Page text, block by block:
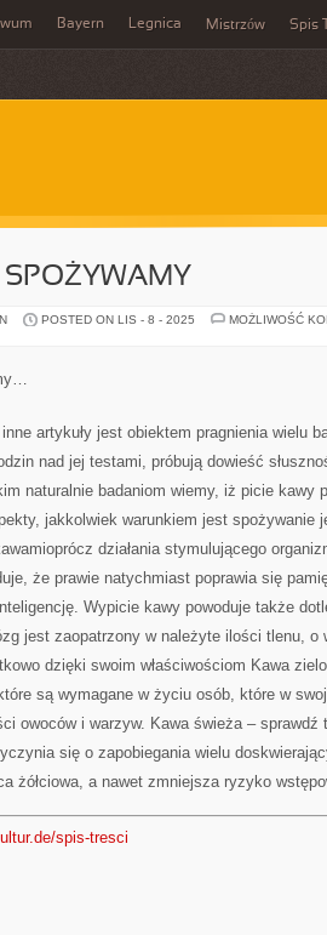
Bayern Legnica Mistrzów Spis
POSTED ON LIS - 8 - 2025
MOŻLIWOŚĆ
artykuły jest obiektem pragnienia wielu
nad jej testami, próbują dowieść
naturalnie badaniom wiemy, iż picie kawy
jakkolwiek warunkiem jest spożywanie
działania stymulującego
że prawie natychmiast poprawia się
Wypicie kawy powoduje także
jest zaopatrzony w należyte ilości tlenu, o
dzięki swoim właściwościom Kawa
są wymagane w życiu osób, które w
owoców i warzyw. Kawa świeża – sprawdź
się o zapobiegania wielu
żółciowa, a nawet zmniejsza ryzyko
spis-tresci